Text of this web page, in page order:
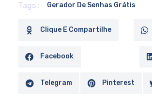
Tags : Gerador De Senhas Grátis
Clique E Compartilhe
Facebook
Telegram Pinterest